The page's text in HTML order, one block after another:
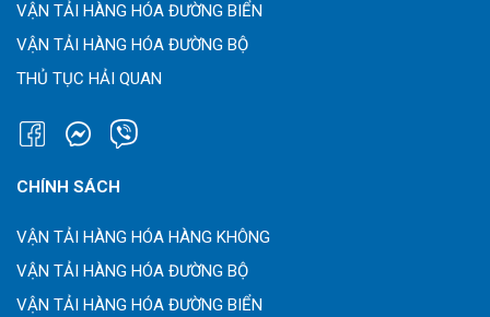
VẬN TẢI HÀNG HÓA ĐƯỜNG BIỂN
VẬN TẢI HÀNG HÓA ĐƯỜNG BỘ
THỦ TỤC HẢI QUAN
CHÍNH SÁCH
VẬN TẢI HÀNG HÓA HÀNG KHÔNG
VẬN TẢI HÀNG HÓA ĐƯỜNG BỘ
VẬN TẢI HÀNG HÓA ĐƯỜNG BIỂN